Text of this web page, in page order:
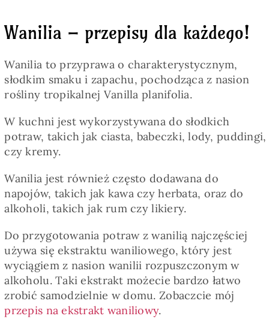
Napoje
Pieczywo
Przetwory
Posiłki
Zdrowo i fit
Kuchnie świata
SKLEP
Wanilia – przepisy dla każdego!
Wanilia to przyprawa o charakterystycznym,
słodkim smaku i zapachu, pochodząca z nasion
rośliny tropikalnej Vanilla planifolia.
W kuchni jest wykorzystywana do słodkich
potraw, takich jak ciasta, babeczki, lody, puddingi,
czy kremy.
Wanilia jest również często dodawana do
napojów, takich jak kawa czy herbata, oraz do
alkoholi, takich jak rum czy likiery.
Do przygotowania potraw z wanilią najczęściej
używa się ekstraktu waniliowego, który jest
wyciągiem z nasion wanilii rozpuszczonym w
alkoholu. Taki ekstrakt możecie bardzo łatwo
zrobić samodzielnie w domu. Zobaczcie mój
przepis na ekstrakt waniliowy.